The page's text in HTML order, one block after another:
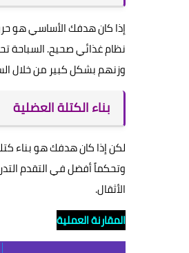
إذا كان هدفك الأساسي هو
نظام غذائي صحيح. السباحة
وزنهم بشكل كبير من خلال السباحة 4 مرات أسبوعياً مع نظام
بناء الكتلة العضلية
لكن إذا كان هدفك هو بناء
وتحكماً أفضل في التقدم
الأثقال.
المقارنة العملية